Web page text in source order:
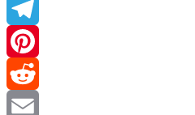
WhatsApp
Telegram
Pinterest
Reddit